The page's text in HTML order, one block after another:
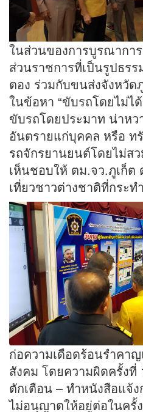
ในส่วนของการบูรณากา
ส่วนราชการที่เป็นรูปธร
ตอง ร่วมกับขนส่งจังหวัด
ในข้อหา “ขับรถโดยไม่
ขับรถโดยประมาท น่าหว
อันตรายแก่บุคคล หรือ
รถจักรยานยนต์โดยไม่ส
เห็นชอบให้ ตม.จว.ภูเก็ต
เที่ยวชาวต่างชาติที่กระ
ก่อความเดือดร้อนรำคา
สังคม โดยความผิดครั้งที่
ตักเตือน – ทำหนังสือแจ้
ไม่อนุญาตให้อยู่ต่อในครั้